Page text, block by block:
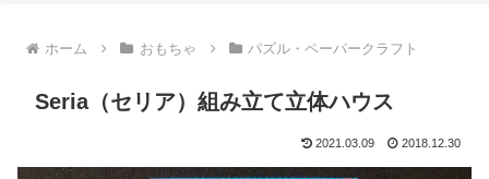
ホーム おもちゃ パズル・ペーパークラフト
Seria（セリア）組み立て立体ハウス
2021.03.09 2018.12.30